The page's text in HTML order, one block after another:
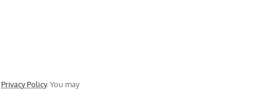
Privacy Policy. You may